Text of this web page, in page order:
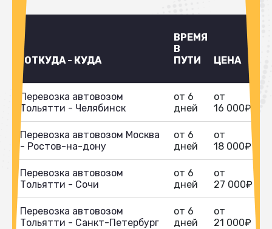
ОТКУДА - КУДА
ВРЕМЯ
В
ПУТИ
ЦЕНА
Перевозка автовозом
Тольятти - Челябинск
от 6
дней
от
16 000₽
Перевозка автовозом Москва
- Ростов-на-дону
от 6
дней
от
18 000₽
Перевозка автовозом
Тольятти - Сочи
от 6
дней
от
27 000₽
Перевозка автовозом
Тольятти - Санкт-Петербург
от 6
дней
от
21 000₽